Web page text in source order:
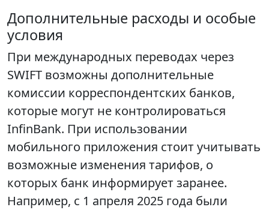
Дополнительные расходы и особые
условия
При международных переводах через
SWIFT возможны дополнительные
комиссии корреспондентских банков,
которые могут не контролироваться
InfinBank. При использовании
мобильного приложения стоит учитывать
возможные изменения тарифов, о
которых банк информирует заранее.
Например, с 1 апреля 2025 года были